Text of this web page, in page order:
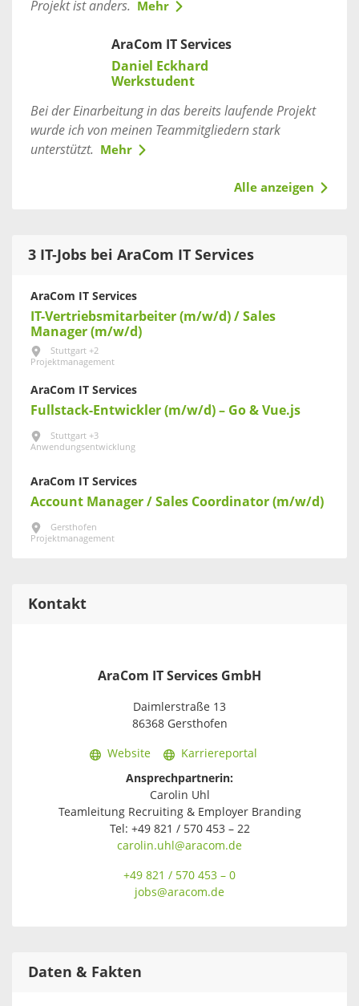
Projekt ist anders. Mehr
AraCom IT Services
Daniel Eckhard
Werkstudent
Bei der Einarbeitung in das bereits laufende Projekt
wurde ich von meinen Teammitgliedern stark
unterstützt.
Mehr
Alle anzeigen
3 IT-Jobs bei AraCom IT Services
AraCom IT Services
IT-Vertriebsmitarbeiter (m/w/d) / Sales
Manager (m/w/d)
Stuttgart +2
Projektmanagement
AraCom IT Services
Fullstack-Entwickler (m/w/d) – Go & Vue.js
Stuttgart +3
Anwendungsentwicklung
AraCom IT Services
Account Manager / Sales Coordinator (m/w/d)
Gersthofen
Projektmanagement
Kontakt
AraCom IT Services GmbH
Daimlerstraße 13
86368 Gersthofen
Website
Karriereportal
Ansprechpartnerin:
Carolin Uhl
Teamleitung Recruiting & Employer Branding
Tel: +49 821 / 570 453 – 22
carolin.uhl@aracom.de
+49 821 / 570 453 – 0
jobs@aracom.de
Daten & Fakten